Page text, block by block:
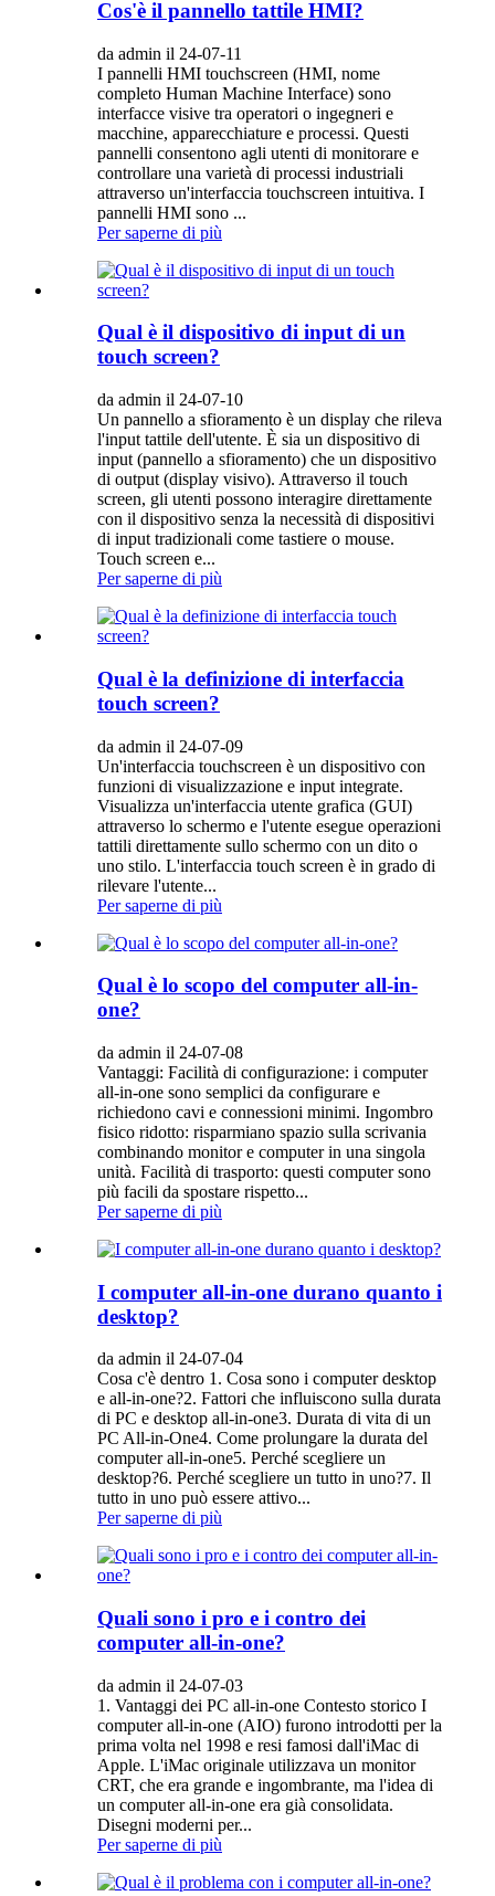
Cos'è il pannello tattile HMI?
da admin il 24-07-11
I pannelli HMI touchscreen (HMI, nome
completo Human Machine Interface) sono
interfacce visive tra operatori o ingegneri e
macchine, apparecchiature e processi. Questi
pannelli consentono agli utenti di monitorare e
controllare una varietà di processi industriali
attraverso un'interfaccia touchscreen intuitiva. I
pannelli HMI sono ...
Per saperne di più
Qual è il dispositivo di input di un
touch screen?
da admin il 24-07-10
Un pannello a sfioramento è un display che rileva
l'input tattile dell'utente. È sia un dispositivo di
input (pannello a sfioramento) che un dispositivo
di output (display visivo). Attraverso il touch
screen, gli utenti possono interagire direttamente
con il dispositivo senza la necessità di dispositivi
di input tradizionali come tastiere o mouse.
Touch screen e...
Per saperne di più
Qual è la definizione di interfaccia
touch screen?
da admin il 24-07-09
Un'interfaccia touchscreen è un dispositivo con
funzioni di visualizzazione e input integrate.
Visualizza un'interfaccia utente grafica (GUI)
attraverso lo schermo e l'utente esegue operazioni
tattili direttamente sullo schermo con un dito o
uno stilo. L'interfaccia touch screen è in grado di
rilevare l'utente...
Per saperne di più
Qual è lo scopo del computer all-in-
one?
da admin il 24-07-08
Vantaggi: Facilità di configurazione: i computer
all-in-one sono semplici da configurare e
richiedono cavi e connessioni minimi. Ingombro
fisico ridotto: risparmiano spazio sulla scrivania
combinando monitor e computer in una singola
unità. Facilità di trasporto: questi computer sono
più facili da spostare rispetto...
Per saperne di più
I computer all-in-one durano quanto i
desktop?
da admin il 24-07-04
Cosa c'è dentro 1. Cosa sono i computer desktop
e all-in-one?2. Fattori che influiscono sulla durata
di PC e desktop all-in-one3. Durata di vita di un
PC All-in-One4. Come prolungare la durata del
computer all-in-one5. Perché scegliere un
desktop?6. Perché scegliere un tutto in uno?7. Il
tutto in uno può essere attivo...
Per saperne di più
Quali sono i pro e i contro dei
computer all-in-one?
da admin il 24-07-03
1. Vantaggi dei PC all-in-one Contesto storico I
computer all-in-one (AIO) furono introdotti per la
prima volta nel 1998 e resi famosi dall'iMac di
Apple. L'iMac originale utilizzava un monitor
CRT, che era grande e ingombrante, ma l'idea di
un computer all-in-one era già consolidata.
Disegni moderni per...
Per saperne di più